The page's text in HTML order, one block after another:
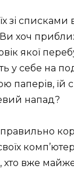
зі списками
Ви хоч
якої
у себе на
паперів, їй
напад?
вже